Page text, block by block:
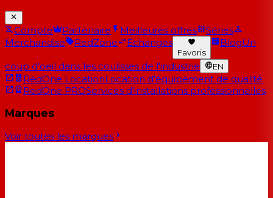
Compte Partenaire Meilleures offres
Séries
Merchandise
RedZone Échanges
Favoris
BlogUn
coup d'oeil dans les coulisses de l'industrie EN
RedOne LocationLocation d'équipement de qualité
RedOne PROServices d'installations professionnelles
Marques
Voir toutes les marques